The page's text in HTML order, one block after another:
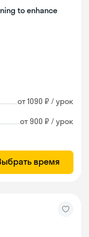
to enhance
от 1090 ₽ / урок
от 900 ₽ / урок
время